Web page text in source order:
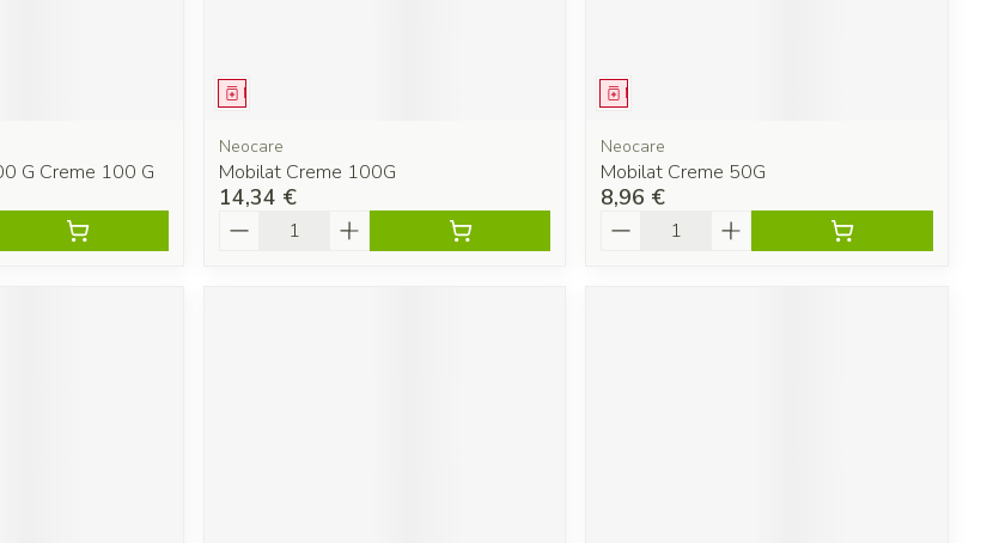
G Creme 100 G
Médicament
Neocare
Mobilat Creme 100G
14,34 €
Quantité
Médicament
Neocare
Mobilat Creme 50G
8,96 €
Quantité